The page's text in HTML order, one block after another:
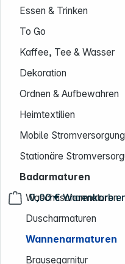
0,00 € Warenkorb
Essen & Trinken
To Go
Kaffee, Tee & Wasser
Dekoration
Ordnen & Aufbewahren
Heimtextilien
Mobile Stromversorgung
Stationäre
Badarmaturen
Waschtischarmaturen
Duscharmaturen
Wannenarmaturen
Brausegarnitur